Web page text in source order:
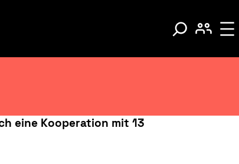
eine Kooperation mit 13